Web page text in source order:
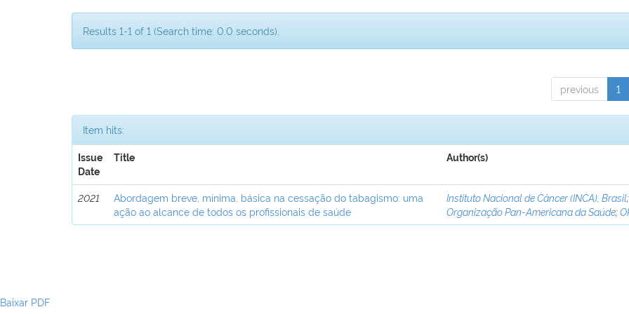
Results 1-1 of 1 (Search time: 0.0 seconds).
previous 1
Item hits:
Issue
Date
Title Author(s)
2021
Abordagem breve, mínima, básica na cessação do tabagismo: uma
ação ao alcance de todos os profissionais de saúde
Instituto Nacional de Câncer (INCA), Brasil;
Organização Pan-Americana da Saúde;
Baixar PDF